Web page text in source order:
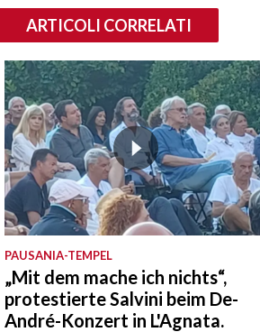
ARTICOLI CORRELATI
PAUSANIA-TEMPEL
„Mit dem mache ich nichts“,
protestierte Salvini beim De-
André-Konzert in L'Agnata.